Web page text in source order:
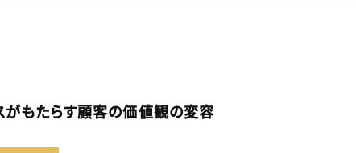
がもたらす顧客の価値観の変容